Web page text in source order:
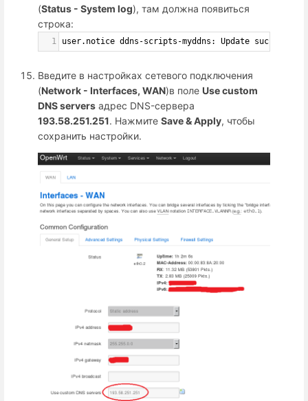
(Status - System log), там должна появиться
строка:
1 user.notice ddns-scripts-myddns: Update successful
Введите в настройках сетевого подключения
(Network - Interfaces, WAN)в поле Use custom
DNS servers адрес DNS-сервера
193.58.251.251. Нажмите Save & Apply, чтобы
сохранить настройки.